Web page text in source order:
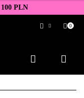
PLN
Zarejestruj się
Dodaj zgłoszenie
Zgody cookies
0